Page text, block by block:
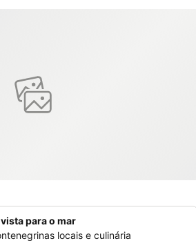
para o mar
locais e culinária